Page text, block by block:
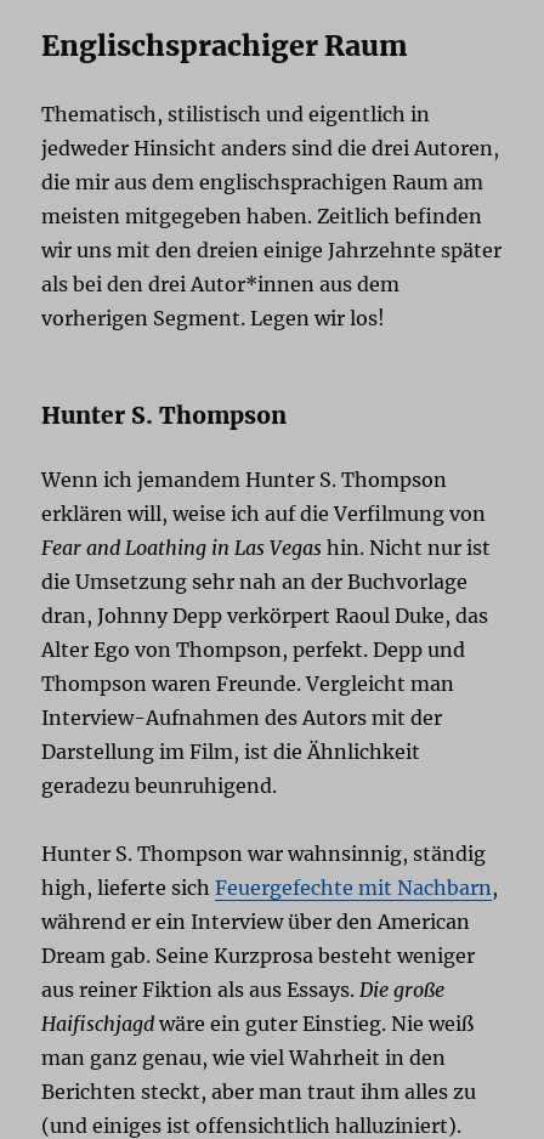
Englischsprachiger Raum
Thematisch, stilistisch und eigentlich in
jedweder Hinsicht anders sind die drei Autoren,
die mir aus dem englischsprachigen Raum am
meisten mitgegeben haben. Zeitlich befinden
wir uns mit den dreien einige Jahrzehnte später
als bei den drei Autor*innen aus dem
vorherigen Segment. Legen wir los!
Hunter S. Thompson
Wenn ich jemandem Hunter S. Thompson
erklären will, weise ich auf die Verfilmung von
Fear and Loathing in Las Vegas hin. Nicht nur ist
die Umsetzung sehr nah an der Buchvorlage
dran, Johnny Depp verkörpert Raoul Duke, das
Alter Ego von Thompson, perfekt. Depp und
Thompson waren Freunde. Vergleicht man
Interview-Aufnahmen des Autors mit der
Darstellung im Film, ist die Ähnlichkeit
geradezu beunruhigend.
Hunter S. Thompson war wahnsinnig, ständig
high, lieferte sichFeuergefechte mit Nachbarn ,
während er ein Interview über den American
Dream gab. Seine Kurzprosa besteht weniger
aus reiner Fiktion als aus Essays. Die große
Haifischjagd wäre ein guter Einstieg. Nie weiß
man ganz genau, wie viel Wahrheit in den
Berichten steckt, aber man traut ihm alles zu
(und einiges ist offensichtlich halluziniert).